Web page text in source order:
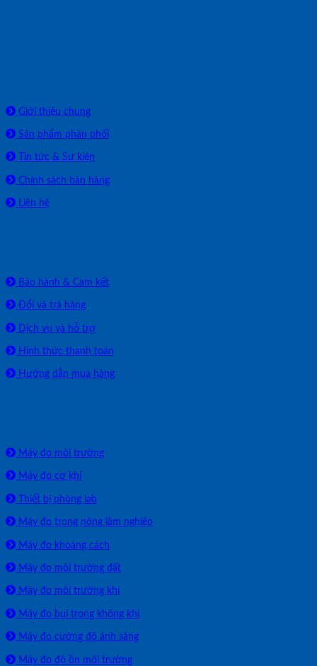
Giới thiệu chung
Sản phẩm phân phối
Tin tức & Sự kiện
Chính sách bán hàng
Liên hệ
Bảo hành & Cam kết
Đổi và trả hàng
Dịch vụ và hỗ trợ
Hình thức thanh toán
Hướng dẫn mua hàng
Máy đo môi trường
Máy đo cơ khí
Thiết bị phòng lab
Máy đo trong nông lâm nghiệp
Máy đo khoảng cách
Máy đo môi trường đất
Máy đo môi trường khí
Máy đo bụi trong không khí
Máy đo cường độ ánh sáng
Máy đo độ ồn môi trường